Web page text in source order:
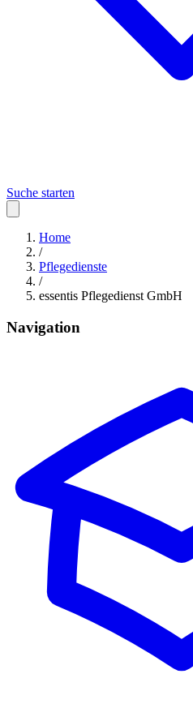
Suche starten
Home
/
Pflegedienste
/
essentis Pflegedienst GmbH
Navigation